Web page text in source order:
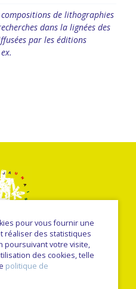
de lithographies
dans la lignées des
par les éditions
Sulmont 2026
Sitedit
pour vous fournir une
réaliser des statistiques
poursuivant votre visite,
des cookies, telle
politique de